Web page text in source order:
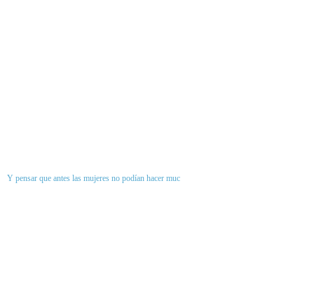
Y pensar que antes las mujeres no podían hacer muc